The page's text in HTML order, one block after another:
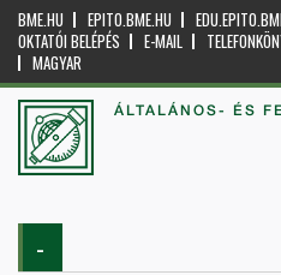
BME.HU EPITO.BME.HU
OKTATÓI BELÉPÉS
E-MAIL
MAGYAR
ÁLTALÁNOS- ÉS
-